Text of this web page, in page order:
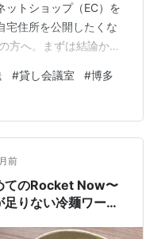
ットショップ（EC）を
宅住所を公開したくな
方へ。まずは結論か
門家が目的別に比較
なります。迷った方
ません 🎯 結論：あなた
サポート コスト・機
番サービス GMOオフ
見る※…
#貸し会議室 #博多
前
てのRocket Now〜
りない冷麺ワーク